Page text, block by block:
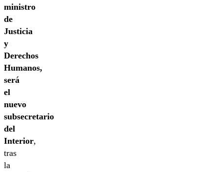
ministro
de
Justicia
y
Derechos
Humanos,
será
el
nuevo
subsecretario
del
Interior,
tras
la